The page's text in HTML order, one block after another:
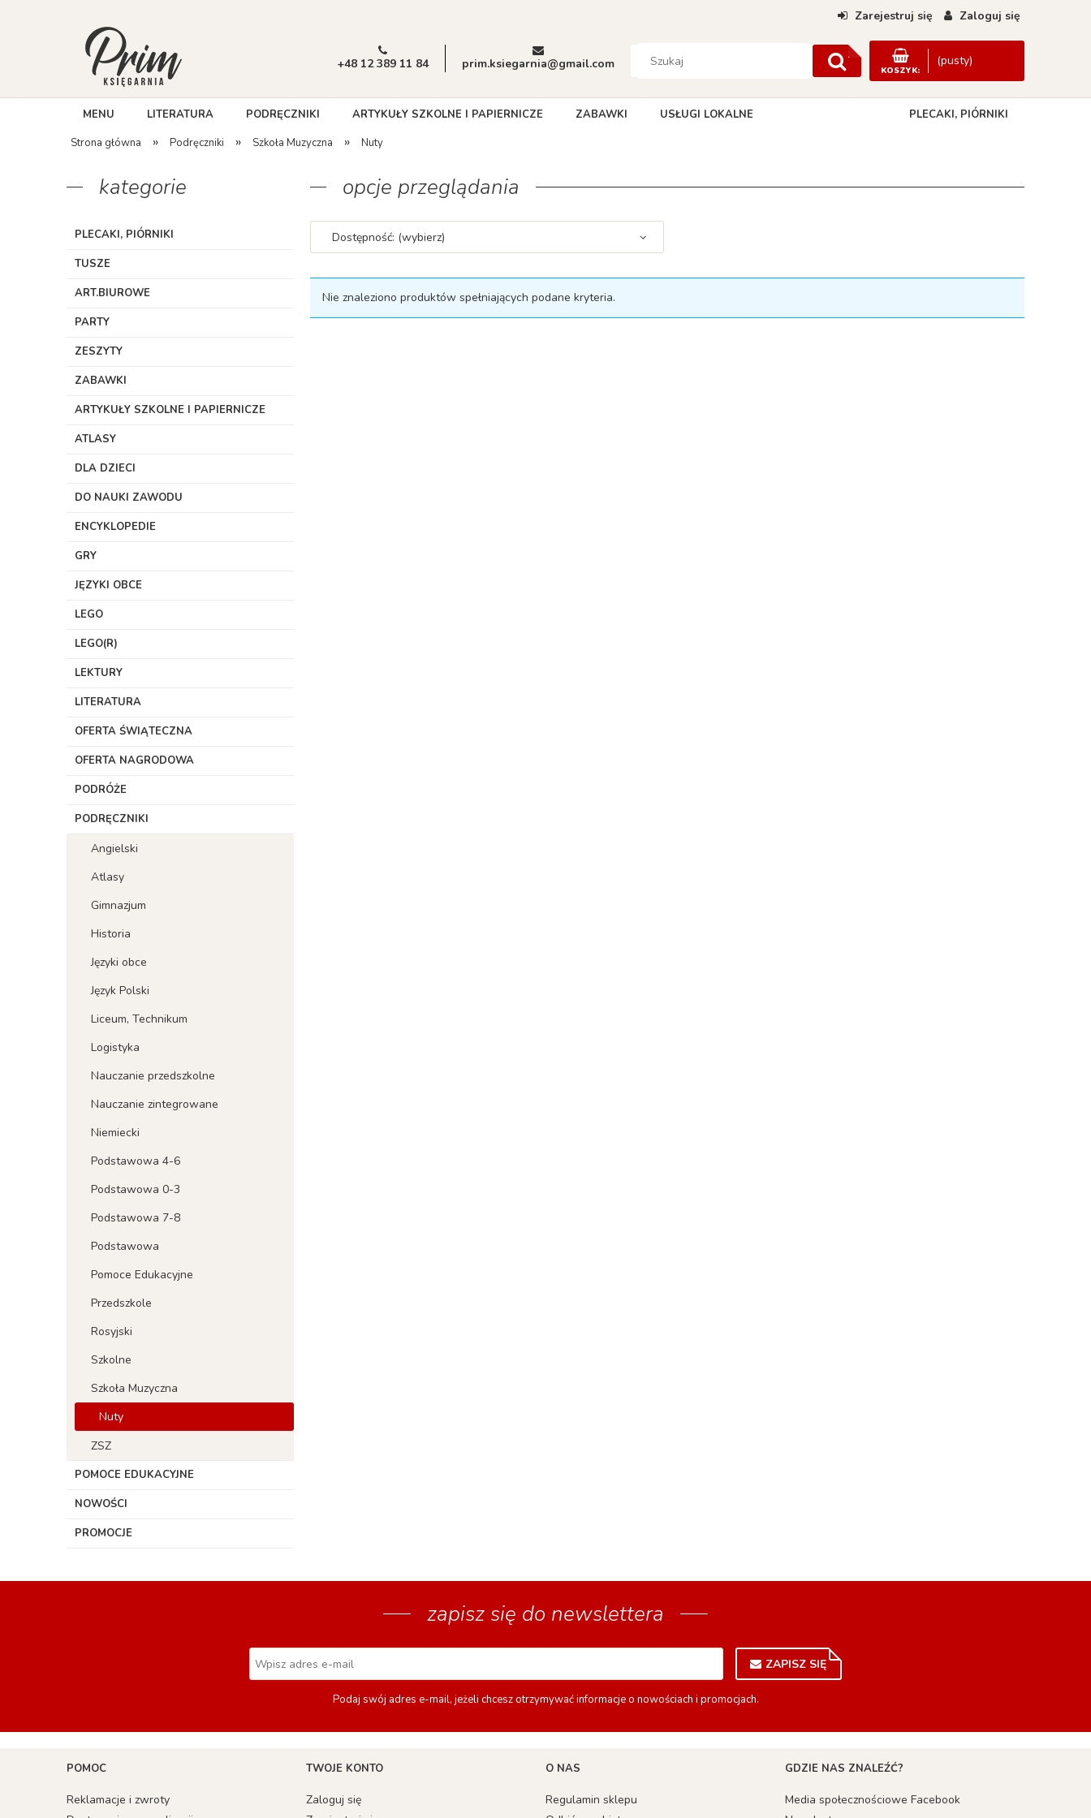
Zarejestruj się Zaloguj się
KOSZYK:
(pusty)
+48 12 389 11 84 prim.ksiegarnia@gmail.com
MENU LITERATURA PODRĘCZNIKI ARTYKUŁY SZKOLNE I PAPIERNICZE PLECAKI, PIÓRNIKI
ZABAWKI USŁUGI LOKALNE
Strona główna » Podręczniki » Szkoła Muzyczna » Nuty
kategorie
PLECAKI, PIÓRNIKI
TUSZE
ART.BIUROWE
PARTY
ZESZYTY
ZABAWKI
ARTYKUŁY SZKOLNE I PAPIERNICZE
ATLASY
DLA DZIECI
DO NAUKI ZAWODU
ENCYKLOPEDIE
GRY
JĘZYKI OBCE
LEGO
LEGO(R)
LEKTURY
LITERATURA
OFERTA ŚWIĄTECZNA
OFERTA NAGRODOWA
PODRÓŻE
PODRĘCZNIKI
Angielski
Atlasy
Gimnazjum
Historia
Języki obce
Język Polski
Liceum, Technikum
Logistyka
Nauczanie przedszkolne
Nauczanie zintegrowane
Niemiecki
Podstawowa 4-6
Podstawowa 0-3
Podstawowa 7-8
Podstawowa
Pomoce Edukacyjne
Przedszkole
Rosyjski
Szkolne
Szkoła Muzyczna
Nuty
ZSZ
POMOCE EDUKACYJNE
NOWOŚCI
PROMOCJE
opcje przeglądania
Dostępność: (wybierz)
Nie znaleziono produktów spełniających podane kryteria.
zapisz się do newslettera
Podaj swój adres e-mail, jeżeli chcesz otrzymywać informacje o nowościach i promocjach.
ZAPISZ SIĘ
POMOC
Reklamacje i zwroty
TWOJE KONTO
Zaloguj się
O NAS
Regulamin sklepu
GDZIE NAS ZNALEŹĆ?
Media społecznościowe Facebook